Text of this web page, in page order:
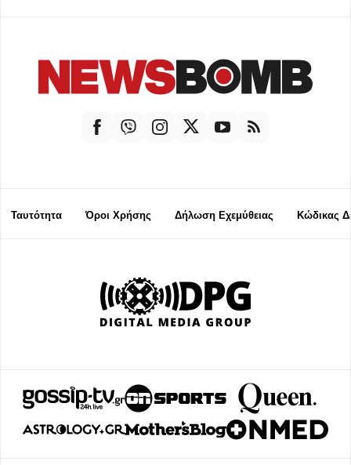
Ταυτότητα Όροι Χρήσης Δήλωση Εχεμύθειας Κώδικας